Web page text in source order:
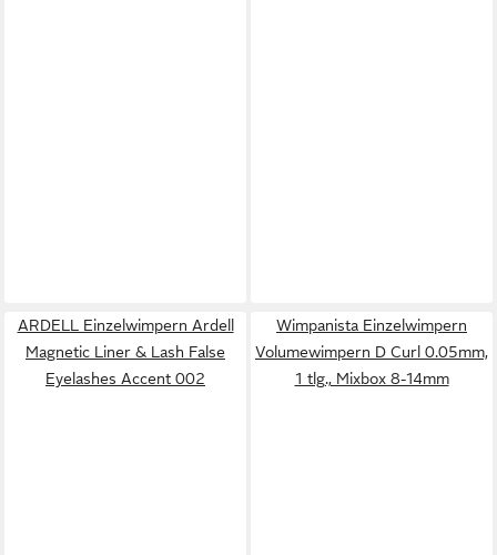
ARDELL Einzelwimpern Ardell
Magnetic Liner & Lash False
Eyelashes Accent 002
Wimpanista Einzelwimpern
Volumewimpern D Curl 0.05mm,
1 tlg., Mixbox 8-14mm